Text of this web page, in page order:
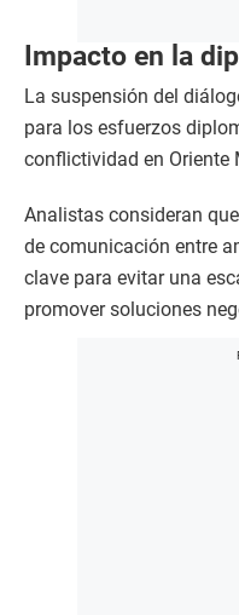
Impacto en la
La suspensión del
para los esfuerzos
conflictividad en Oriente
Analistas consideran
de comunicación entre
clave para evitar una
promover soluciones